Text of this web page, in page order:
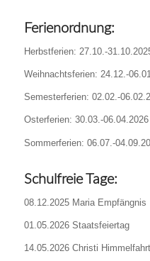
Ferienordnung:
Herbstferien: 27.10.-
Weihnachtsferien: 24.12.-
Semesterferien: 02.02.-
Osterferien: 30.03.-06.04.2026
Sommerferien: 06.07.-
Schulfreie Tage:
08.12.2025 Maria Empfängnis
01.05.2026 Staatsfeiertag
14.05.2026 Christi Himmelfahrt